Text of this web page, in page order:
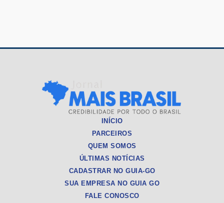
INÍCIO
PARCEIROS
QUEM SOMOS
ÚLTIMAS NOTÍCIAS
CADASTRAR NO GUIA-GO
SUA EMPRESA NO GUIA GO
FALE CONOSCO